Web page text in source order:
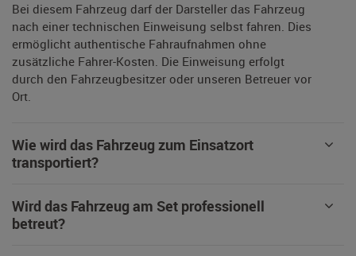
Bei diesem Fahrzeug darf der Darsteller das Fahrzeug
nach einer technischen Einweisung selbst fahren. Dies
ermöglicht authentische Fahraufnahmen ohne
zusätzliche Fahrer-Kosten. Die Einweisung erfolgt
durch den Fahrzeugbesitzer oder unseren Betreuer vor
Ort.
Wie wird das Fahrzeug zum Einsatzort
transportiert?
Wird das Fahrzeug am Set professionell
betreut?